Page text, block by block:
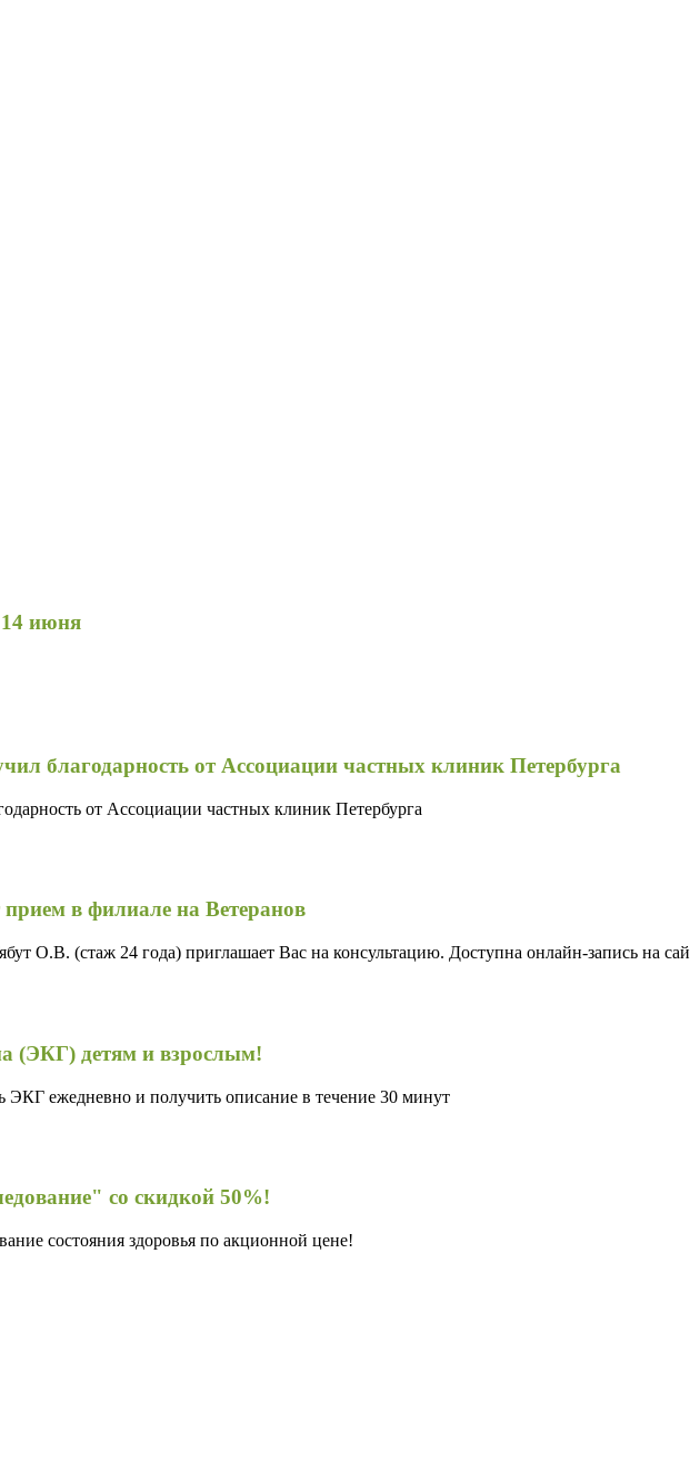
июня
благодарность от Ассоциации частных клиник Петербурга
от Ассоциации частных клиник Петербурга
в филиале на Ветеранов
О.В. (стаж 24 года) приглашает Вас на консультацию. Доступна онлайн-запись на
(ЭКГ) детям и взрослым!
ежедневно и получить описание в течение 30 минут
со скидкой 50%!
состояния здоровья по акционной цене!